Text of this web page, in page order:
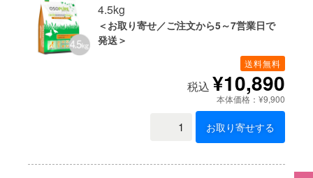
4.5kg
＜お取り寄せ／ご注文から5～7営業日で
発送＞
送料無料
税込 ¥10,890
本体価格：¥9,900
お取り寄せする